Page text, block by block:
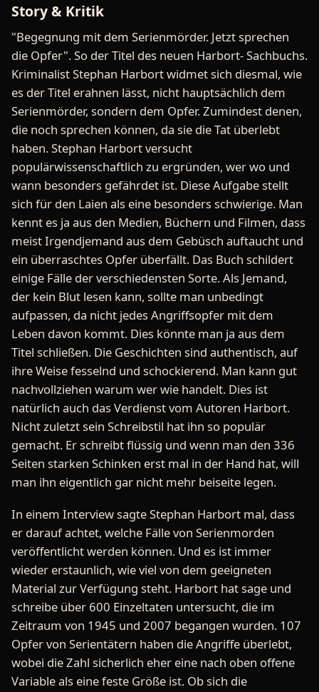
Story & Kritik
"Begegnung mit dem Serienmörder. Jetzt sprechen
die Opfer". So der Titel des neuen Harbort- Sachbuchs.
Kriminalist Stephan Harbort widmet sich diesmal, wie
es der Titel erahnen lässt, nicht hauptsächlich dem
Serienmörder, sondern dem Opfer. Zumindest denen,
die noch sprechen können, da sie die Tat überlebt
haben. Stephan Harbort versucht
populärwissenschaftlich zu ergründen, wer wo und
wann besonders gefährdet ist. Diese Aufgabe stellt
sich für den Laien als eine besonders schwierige. Man
kennt es ja aus den Medien, Büchern und Filmen, dass
meist Irgendjemand aus dem Gebüsch auftaucht und
ein überraschtes Opfer überfällt. Das Buch schildert
einige Fälle der verschiedensten Sorte. Als Jemand,
der kein Blut lesen kann, sollte man unbedingt
aufpassen, da nicht jedes Angriffsopfer mit dem
Leben davon kommt. Dies könnte man ja aus dem
Titel schließen. Die Geschichten sind authentisch, auf
ihre Weise fesselnd und schockierend. Man kann gut
nachvollziehen warum wer wie handelt. Dies ist
natürlich auch das Verdienst vom Autoren Harbort.
Nicht zuletzt sein Schreibstil hat ihn so populär
gemacht. Er schreibt flüssig und wenn man den 336
Seiten starken Schinken erst mal in der Hand hat, will
man ihn eigentlich gar nicht mehr beiseite legen.
In einem Interview sagte Stephan Harbort mal, dass
er darauf achtet, welche Fälle von Serienmorden
veröffentlicht werden können. Und es ist immer
wieder erstaunlich, wie viel von dem geeigneten
Material zur Verfügung steht. Harbort hat sage und
schreibe über 600 Einzeltaten untersucht, die im
Zeitraum von 1945 und 2007 begangen wurden. 107
Opfer von Serientätern haben die Angriffe überlebt,
wobei die Zahl sicherlich eher eine nach oben offene
Variable als eine feste Größe ist. Ob sich die